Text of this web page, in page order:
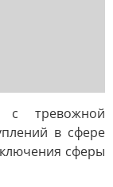
с тревожной
в сфере
сферы